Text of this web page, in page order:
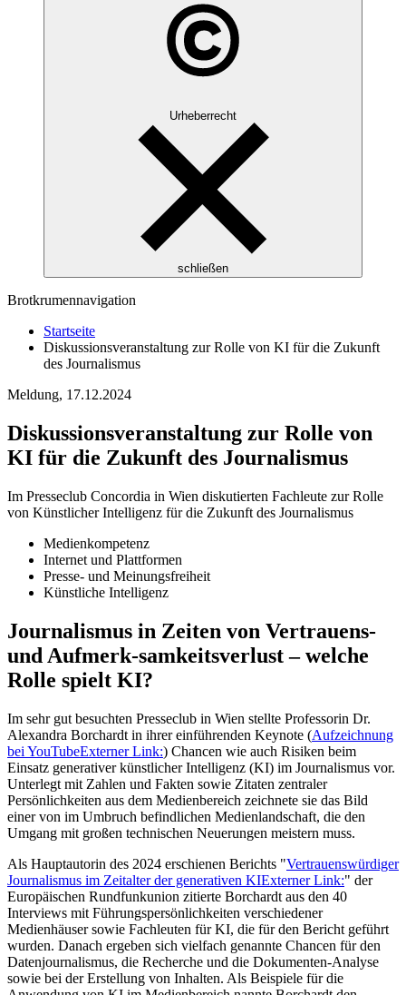
Urheberrecht
schließen
Brotkrumennavigation
Startseite
Diskussionsveranstaltung zur Rolle von KI für die Zukunft
des Journalismus
Meldung, 17.12.2024
Diskussionsveranstaltung zur Rolle von
KI für die Zukunft des Journalismus
Im Presseclub Concordia in Wien diskutierten Fachleute zur Rolle
von Künstlicher Intelligenz für die Zukunft des Journalismus
Medienkompetenz
Internet und Plattformen
Presse- und Meinungsfreiheit
Künstliche Intelligenz
Journalismus in Zeiten von Vertrauens-
und Aufmerk-samkeitsverlust – welche
Rolle spielt KI?
Im sehr gut besuchten Presseclub in Wien stellte Professorin Dr.
Alexandra Borchardt in ihrer einführenden Keynote (Aufzeichnung
bei YouTubeExterner Link:) Chancen wie auch Risiken beim
Einsatz generativer künstlicher Intelligenz (KI) im Journalismus vor.
Unterlegt mit Zahlen und Fakten sowie Zitaten zentraler
Persönlichkeiten aus dem Medienbereich zeichnete sie das Bild
einer von im Umbruch befindlichen Medienlandschaft, die den
Umgang mit großen technischen Neuerungen meistern muss.
Als Hauptautorin des 2024 erschienen Berichts "Vertrauenswürdiger
Journalismus im Zeitalter der generativen KIExterner Link:" der
Europäischen Rundfunkunion zitierte Borchardt aus den 40
Interviews mit Führungspersönlichkeiten verschiedener
Medienhäuser sowie Fachleuten für KI, die für den Bericht geführt
wurden. Danach ergeben sich vielfach genannte Chancen für den
Datenjournalismus, die Recherche und die Dokumenten-Analyse
sowie bei der Erstellung von Inhalten. Als Beispiele für die